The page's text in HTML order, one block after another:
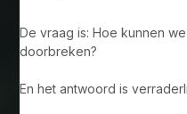
De vraag is: Hoe kunnen
doorbreken?
En het antwoord is